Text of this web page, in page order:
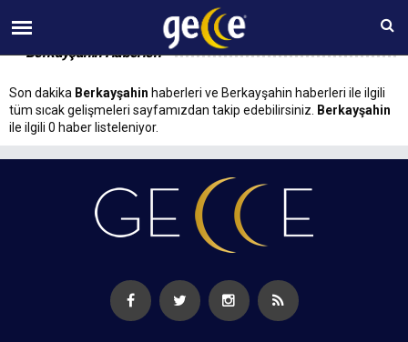
08 AĞUSTOS Cumartesi 09:42
Berkayşahin Haberleri
Son dakika Berkayşahin haberleri ve Berkayşahin haberleri ile ilgili
tüm sıcak gelişmeleri sayfamızdan takip edebilirsiniz.
Berkayşahin
ile ilgili 0 haber listeleniyor.